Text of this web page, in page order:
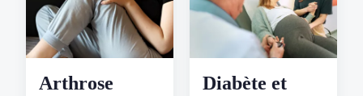
Arthrose
Diabète et